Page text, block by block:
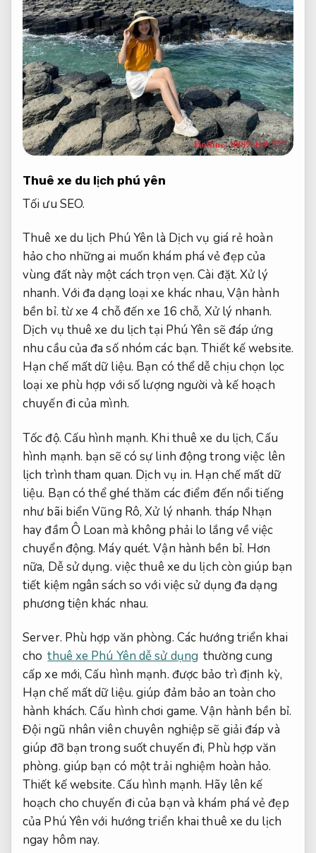
Thuê xe du lịch phú yên
Tối ưu SEO.
Thuê xe du lịch Phú Yên là Dịch vụ giá rẻ hoàn
hảo cho những ai muốn khám phá vẻ đẹp của
vùng đất này một cách trọn vẹn.Cài đặt. Xử lý
nhanh. Với đa dạng loại xe khác nhau, Vận hành
bền bỉ. từ xe 4 chỗ đến xe 16 chỗ, Xử lý nhanh.
Dịch vụ thuê xe du lịch tại Phú Yên sẽ đáp ứng
nhu cầu của đa số nhóm các bạn.Thiết kế website.
Hạn chế mất dữ liệu. Bạn có thể dễ chịu chọn lọc
loại xe phù hợp với số lượng người và kế hoạch
chuyến đi của mình.
Tốc độ. Cấu hình mạnh. Khi thuê xe du lịch,Cấu
hình mạnh. bạn sẽ có sự linh động trong việc lên
lịch trình tham quan. Dịch vụ in. Hạn chế mất dữ
liệu. Bạn có thể ghé thăm các điểm đến nổi tiếng
như bãi biển Vũng Rô,Xử lý nhanh. tháp Nhạn
hay đầm Ô Loan mà không phải lo lắng về việc
chuyển động. Máy quét. Vận hành bền bỉ. Hơn
nữa, Dễ sử dụng. việc thuê xe du lịch còn giúp bạn
tiết kiệm ngân sách so với việc sử dụng đa dạng
phương tiện khác nhau.
Server. Phù hợp văn phòng. Các hướng triển khai
cho thuê xe Phú Yên dễ sử dụng thường cung
cấp xe mới,Cấu hình mạnh. được bảo trì định kỳ,
Hạn chế mất dữ liệu. giúp đảm bảo an toàn cho
hành khách.Cấu hình chơi game. Vận hành bền bỉ.
Đội ngũ nhân viên chuyên nghiệp sẽ giải đáp và
giúp đỡ bạn trong suốt chuyến đi, Phù hợp văn
phòng. giúp bạn có một trải nghiệm hoàn hảo.
Thiết kế website. Cấu hình mạnh. Hãy lên kế
hoạch cho chuyến đi của bạn và khám phá vẻ đẹp
của Phú Yên với hướng triển khai thuê xe du lịch
ngay hôm nay.